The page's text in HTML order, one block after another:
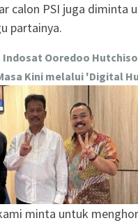
calon PSI juga diminta
partainya.
Indosat Ooredoo
Kini melalui 'Digital
minta untuk